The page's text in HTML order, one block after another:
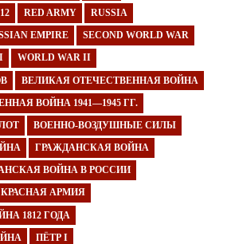
RED ARMY RUSSIA
EMPIRE SECOND WORLD WAR
WORLD WAR II
ВЕЛИКАЯ ОТЕЧЕСТВЕННАЯ ВОЙНА
ВОЙНА 1941—1945 ГГ.
ВОЕННО-ВОЗДУШНЫЕ СИЛЫ
ГРАЖДАНСКАЯ ВОЙНА
ВОЙНА В РОССИИ
КРАСНАЯ АРМИЯ
1812 ГОДА
ПЁТР I